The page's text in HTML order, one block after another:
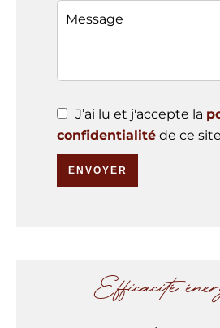
J’ai lu et j'accepte la
confidentialité de ce site
ENVOYER
Efficacité